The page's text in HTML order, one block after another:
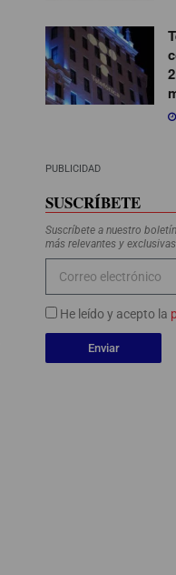
PUBLICIDAD
SUSCRÍBETE
Suscríbete a nuestro
más relevantes y
He leído y acepto la
Enviar